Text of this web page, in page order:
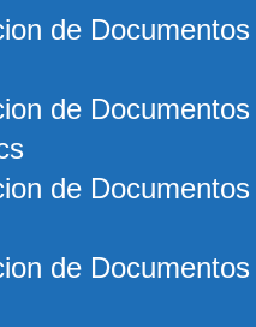
de
de
de
de